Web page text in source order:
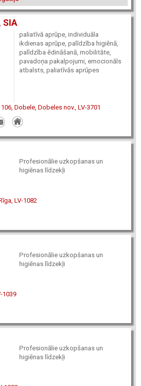
SIA
paliatīvā aprūpe, individuāla
ikdienas aprūpe, palīdzība higiēnā,
palīdzība ēdināšanā, mobilitāte,
pavadoņa pakalpojumi, emocionāls
atbalsts, paliatīvās aprūpes
Dobele, Dobeles nov., LV-3701
Profesionālie uzkopšanas un
higiēnas līdzekļi
LV-1082
Profesionālie uzkopšanas un
higiēnas līdzekļi
1039
Profesionālie uzkopšanas un
higiēnas līdzekļi